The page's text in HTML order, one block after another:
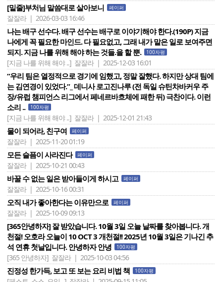
[밑줄]부처님 말씀대로 살아보니 페이퍼
잘잘라 | 2026-03-03 16:46
나는 배구 선수다. 배구 선수는 배구로 이야기해야 한다.(190P) 지금
나에게 꼭 필요한 마인드. 다 필요없고, 그래 내가 맡은 일로 보여주면
되지. 지금 나를 위해 해야 하는 것들.을 할 뿐.
100자평
[지금 나를 위해 해야 ..] 잘잘라 | 2025-12-03 16:01
“우리 팀은 열정적으로 경기에 임했고, 정말 잘했다. 하지만 상대 팀에
는 김연경이 있었다.”_ 데니사 로고진나루 (전 독일 슈틴차바커우 주
장/유럽 챔피언스 리그에서 페네르바흐체에 패한 뒤) 극찬이다. 이런
소리 ..
100자평
[지금 나를 위해 해야 ..] 잘잘라 | 2025-12-01 21:43
물이 되어라, 친구여 페이퍼
잘잘라 | 2025-11-20 01:19
모든 슬픔이 사라진다 페이퍼
잘잘라 | 2025-10-21 00:43
바꿀 수 없는 일은 받아들이게 하시고 페이퍼
잘잘라 | 2025-10-16 00:31
오직 내가 좋아한다는 이유만으로 페이퍼
잘잘라 | 2025-10-09 09:13
[365안녕하자] 잘 받았습니다. 10월 3일 오늘 날짜를 찾아봅니다. 개
천절! 오호라 오늘이 10 OCT 3 개천절!! 2025년 10월 3일은 기나긴 추
석 연휴 첫날입니다. 안녕하자 안녕
100자평
[365 안녕하자] 잘잘라 | 2025-10-03 04:56
진정성 한가득, 보고 또 보는 요리 비법 책 100자평